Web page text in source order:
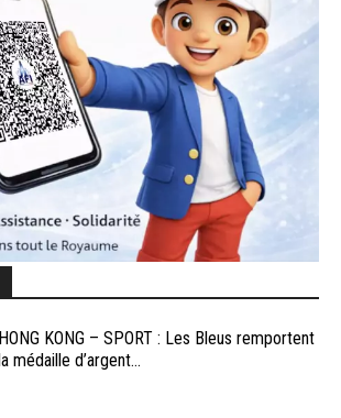
HONG KONG – SPORT : Les Bleus remportent
la médaille d’argent...